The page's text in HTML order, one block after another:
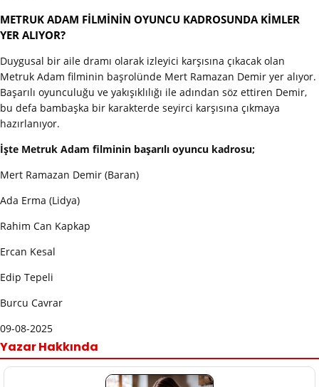
METRUK ADAM FİLMİNİN OYUNCU KADROSUNDA KİMLER
YER ALIYOR?
Duygusal bir aile dramı olarak izleyici karşısına çıkacak olan
Metruk Adam filminin başrolünde Mert Ramazan Demir yer alıyor.
Başarılı oyunculuğu ve yakışıklılığı ile adından söz ettiren Demir,
bu defa bambaşka bir karakterde seyirci karşısına çıkmaya
hazırlanıyor.
İşte Metruk Adam filminin başarılı oyuncu kadrosu;
Mert Ramazan Demir (Baran)
Ada Erma (Lidya)
Rahim Can Kapkap
Ercan Kesal
Edip Tepeli
Burcu Cavrar
09-08-2025
Yazar Hakkında